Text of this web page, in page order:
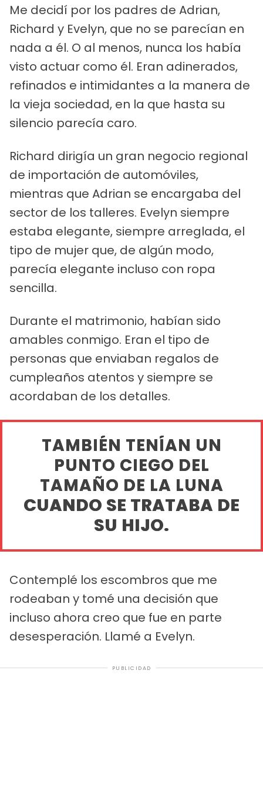
Me decidí por los padres de Adrian,
Richard y Evelyn, que no se parecían en
nada a él. O al menos, nunca los había
visto actuar como él. Eran adinerados,
refinados e intimidantes a la manera de
la vieja sociedad, en la que hasta su
silencio parecía caro.
Richard dirigía un gran negocio regional
de importación de automóviles,
mientras que Adrian se encargaba del
sector de los talleres. Evelyn siempre
estaba elegante, siempre arreglada, el
tipo de mujer que, de algún modo,
parecía elegante incluso con ropa
sencilla.
Durante el matrimonio, habían sido
amables conmigo. Eran el tipo de
personas que enviaban regalos de
cumpleaños atentos y siempre se
acordaban de los detalles.
TAMBIÉN TENÍAN UN
PUNTO CIEGO DEL
TAMAÑO DE LA LUNA
CUANDO SE TRATABA DE
SU HIJO.
Contemplé los escombros que me
rodeaban y tomé una decisión que
incluso ahora creo que fue en parte
desesperación. Llamé a Evelyn.
PUBLICIDAD